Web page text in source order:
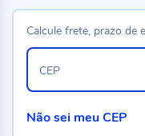
Calcule frete, prazo de
CEP
Não sei meu CEP